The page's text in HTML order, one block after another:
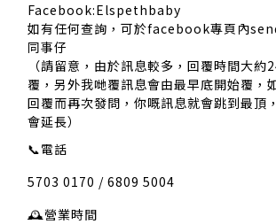
Facebook:Elspethbaby
如有任何查詢，可於facebook專頁內
同事仔
（請留意，由於訊息較多，回覆時間大約
覆，另外我哋覆訊息會由最早底開始覆，
回覆而再次發問，你嘅訊息就會跳到最頂
會延長）
📞電話
5703 0170 / 6809 5004
🕰️營業時間